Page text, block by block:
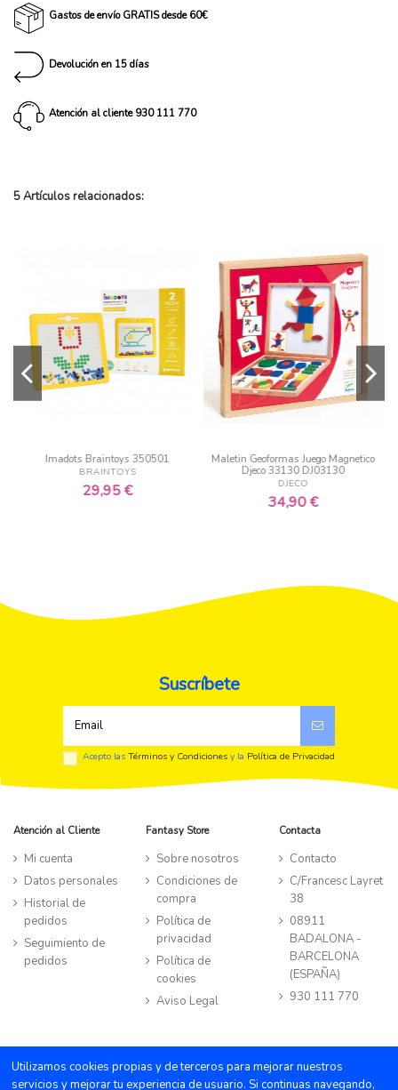
Gastos de envío GRATIS desde 60€
Devolución en 15 días
Atención al cliente 930 111 770
5 Artículos relacionados:
Imadots Braintoys 350501
BRAINTOYS
29,95 €
Maletin Geoformas Juego Magnetico
Djeco 33130 DJ03130
DJECO
34,90 €
Suscríbete
Acepto lasTérminos y Condiciones y la Política de Privacidad
Atención al Cliente
Mi cuenta
Datos personales
Historial de
pedidos
Seguimiento de
pedidos
Fantasy Store
Sobre nosotros
Condiciones de
compra
Política de
privacidad
Política de
cookies
Aviso Legal
Contacta
Contacto
C/Francesc Layret
38
08911
BADALONA -
BARCELONA
(ESPAÑA)
930 111 770
©TIENDA FANTASY STORE all rights reserved |
Powered by Byte
Factory
Utilizamos cookies propias y de terceros para mejorar nuestros
servicios y mejorar tu experiencia de usuario. Si continuas navegando,